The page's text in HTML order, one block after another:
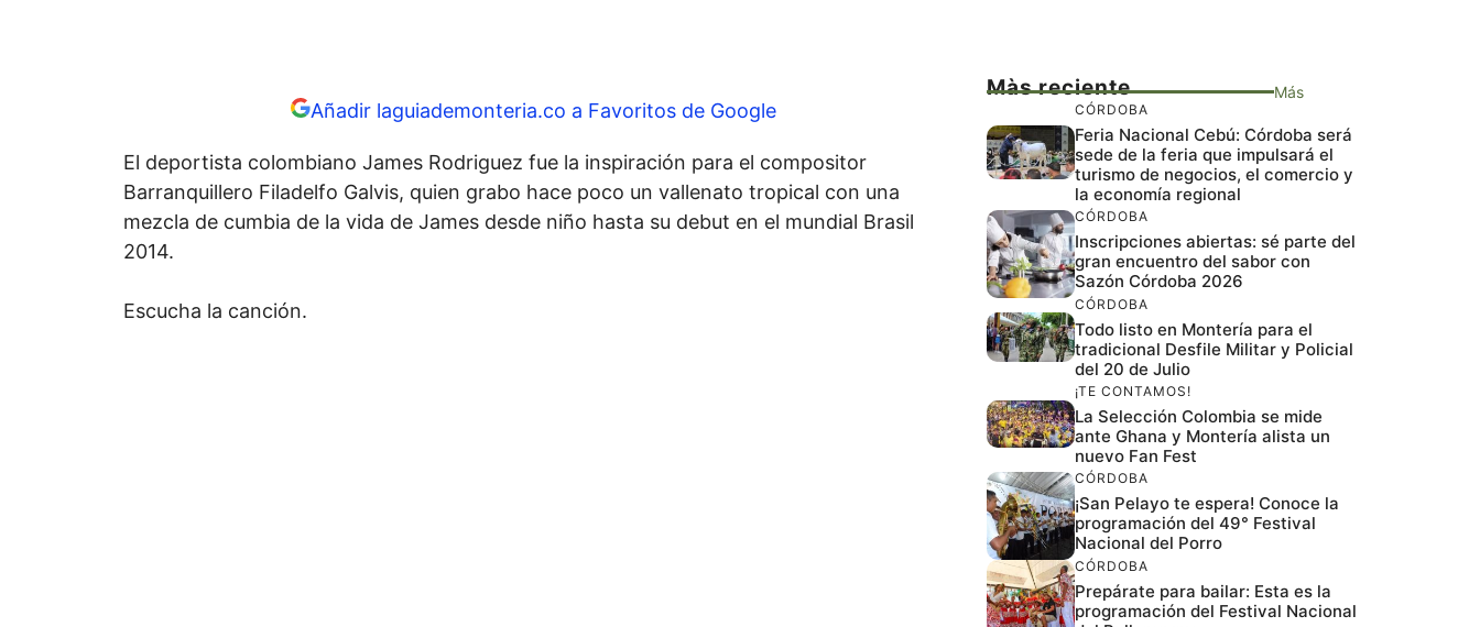
Añadir laguiademonteria.co a Favoritos de Google
El deportista colombiano James Rodriguez fue la inspiración para el compositor
Barranquillero Filadelfo Galvis, quien grabo hace poco un vallenato tropical con una
mezcla de cumbia de la vida de James desde niño hasta su debut en el mundial Brasil
2014.
Escucha la canción.
Màs reciente Más
CÓRDOBA
Feria Nacional Cebú: Córdoba será
sede de la feria que impulsará el
turismo de negocios, el comercio y
la economía regional
CÓRDOBA
Inscripciones abiertas: sé parte del
gran encuentro del sabor con
Sazón Córdoba 2026
CÓRDOBA
Todo listo en Montería para el
tradicional Desfile Militar y Policial
del 20 de Julio
¡TE CONTAMOS!
La Selección Colombia se mide
ante Ghana y Montería alista un
nuevo Fan Fest
CÓRDOBA
¡San Pelayo te espera! Conoce la
programación del 49° Festival
Nacional del Porro
CÓRDOBA
Prepárate para bailar: Esta es la
programación del Festival Nacional